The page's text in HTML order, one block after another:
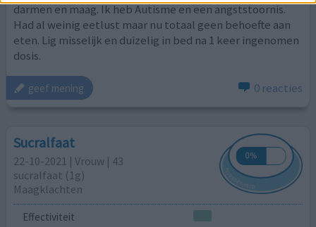
darmen en maag. Ik heb Autisme en een angststoornis.
Had al weinig eetlust maar nu totaal geen behoefte aan
eten. Lig misselijk en duizelig in bed na 1 keer ingenomen
dosis.
geef mening 0 reacties
Sucralfaat
22-10-2021 | Vrouw | 43
sucralfaat (1g)
Maagklachten
Effectiviteit